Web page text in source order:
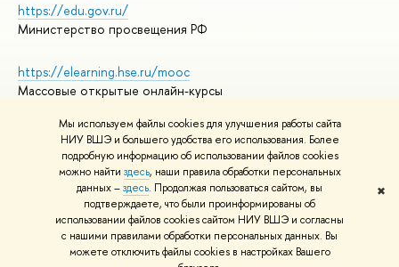
Мы используем файлы cookies для улучшения работы сайта
НИУ ВШЭ и большего удобства его использования. Более
подробную информацию об использовании файлов cookies
можно найти здесь, наши правила обработки персональных
данных –здесь. Продолжая пользоваться сайтом, вы
подтверждаете, что были проинформированы об
использовании файлов cookies сайтом НИУ ВШЭ и согласны
с нашими правилами обработки персональных данных. Вы
можете отключить файлы cookies в настройках Вашего
✖
https://edu.gov.ru/
Министерство просвещения РФ
https://elearning.hse.ru/mooc
Массовые открытые онлайн-курсы
© НИУ ВШЭ 1993–2026
Адреса и контакты
Условия использования материалов
Политика конфиденциальности
Правила применения рекомендательных технологий в НИУ ВШЭ
Карта сайта